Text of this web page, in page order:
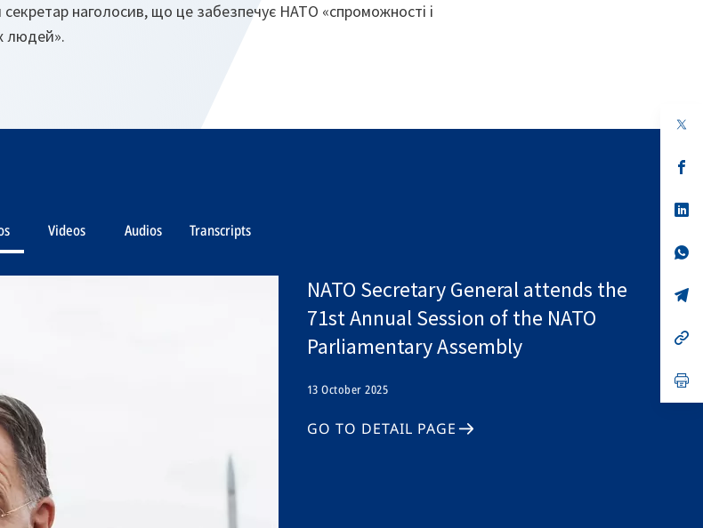
секретар наголосив, що це забезпечує НАТО «спроможності і
людей».
in
a
Videos Audios Transcripts
NATO Secretary General attends the
71st Annual Session of the NATO
Parliamentary Assembly
13 October 2025
GO TO DETAIL PAGE